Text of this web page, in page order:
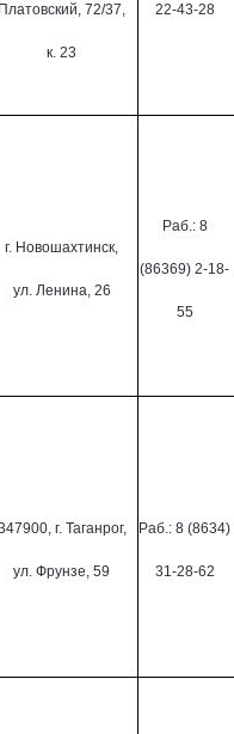
Платовский, 72/37,
к. 23
22-43-28
г. Новошахтинск,
ул. Ленина, 26
Раб.: 8
(86369) 2-18-
55
г. Таганрог,
ул. Фрунзе, 59
Раб.: 8 (8634)
31-28-62